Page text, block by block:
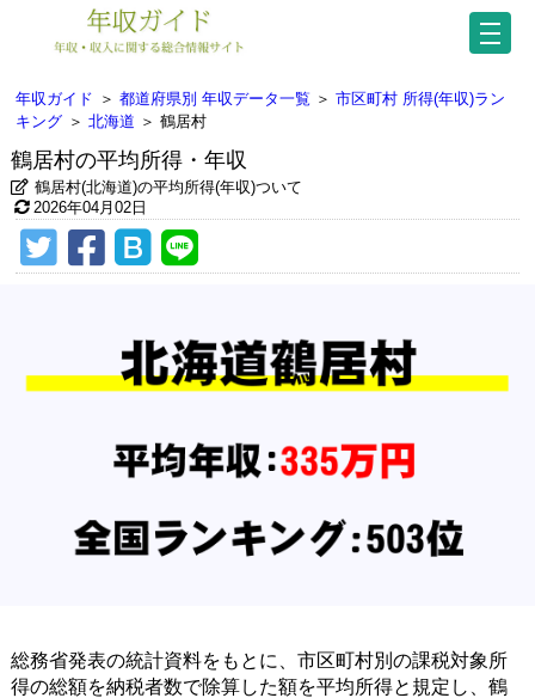
年収ガイド ＞ 都道府県別 年収データ一覧 ＞ 市区町村 所得(年収)ラン
キング ＞ 北海道 ＞ 鶴居村
鶴居村の平均所得・年収
鶴居村(北海道)の平均所得(年収)ついて
2026年04月02日
総務省発表の統計資料をもとに、市区町村別の課税対象所
得の総額を納税者数で除算した額を平均所得と規定し、鶴